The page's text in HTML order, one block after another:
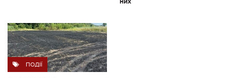
ПОДІЇ